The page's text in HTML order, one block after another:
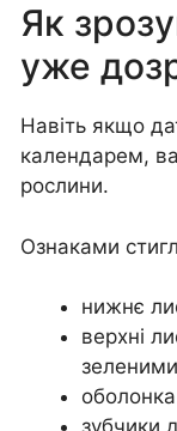
Як
уже
Навіть якщо
календарем,
рослини.
Ознаками
нижнє
верхні